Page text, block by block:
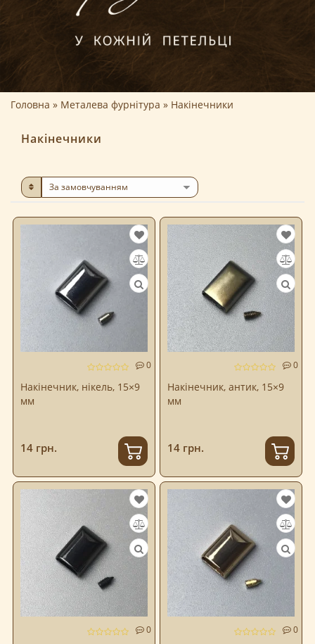
Головна Металева фурнітура Накінечники
Накінечники
0
Накінечник, нікель, 15×9
мм
14 грн.
0
Накінечник, антик, 15×9
мм
14 грн.
0 0